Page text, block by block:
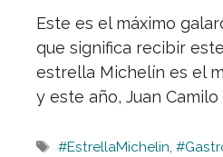
Este es el máximo
que significa recibir
estrella Michelín es el
y este año, Juan
Etiquetas
#EstrellaMichelin,